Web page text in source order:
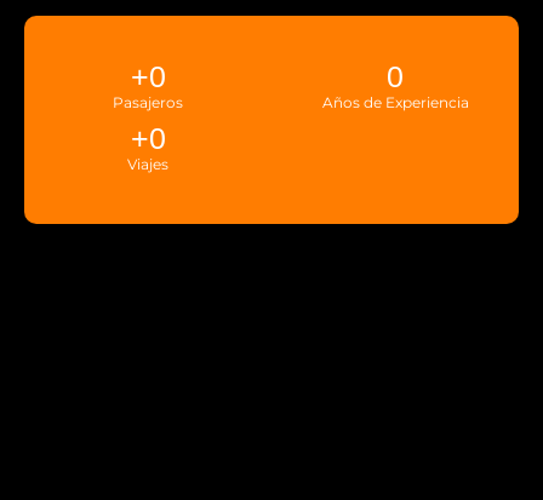
Pasajeros
+0
Años de Experiencia
0
Viajes
+0